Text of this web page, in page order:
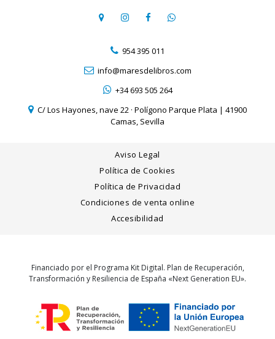
954 395 011
info@maresdelibros.com
+34 693 505 264
C/ Los Hayones, nave 22 · Polígono Parque Plata | 41900
Camas, Sevilla
Aviso Legal
Política de Cookies
Política de Privacidad
Condiciones de venta online
Accesibilidad
Financiado por el Programa Kit Digital. Plan de Recuperación,
Transformación y Resiliencia de España «Next Generation EU».